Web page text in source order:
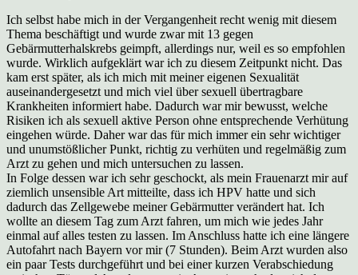
Ich selbst habe mich in der Vergangenheit recht wenig mit diesem
Thema beschäftigt und wurde zwar mit 13 gegen
Gebärmutterhalskrebs geimpft, allerdings nur, weil es so empfohlen
wurde. Wirklich aufgeklärt war ich zu diesem Zeitpunkt nicht. Das
kam erst später, als ich mich mit meiner eigenen Sexualität
auseinandergesetzt und mich viel über sexuell übertragbare
Krankheiten informiert habe. Dadurch war mir bewusst, welche
Risiken ich als sexuell aktive Person ohne entsprechende Verhütung
eingehen würde. Daher war das für mich immer ein sehr wichtiger
und unumstößlicher Punkt, richtig zu verhüten und regelmäßig zum
Arzt zu gehen und mich untersuchen zu lassen.
In Folge dessen war ich sehr geschockt, als mein Frauenarzt mir auf
ziemlich unsensible Art mitteilte, dass ich HPV hatte und sich
dadurch das Zellgewebe meiner Gebärmutter verändert hat. Ich
wollte an diesem Tag zum Arzt fahren, um mich wie jedes Jahr
einmal auf alles testen zu lassen. Im Anschluss hatte ich eine längere
Autofahrt nach Bayern vor mir (7 Stunden). Beim Arzt wurden also
ein paar Tests durchgeführt und bei einer kurzen Verabschiedung